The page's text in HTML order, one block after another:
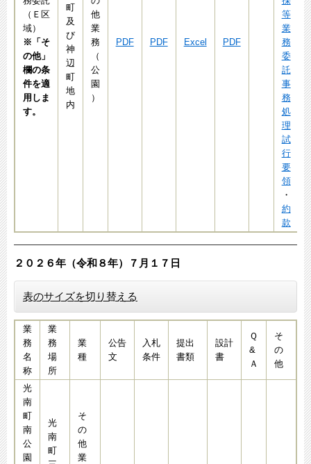
（Ｅ区
域）
※「そ
の他」
欄の条
件を適
用しま
す。
町
及
び
神
辺
町
地
内
他
業
務
（
公
園
）
PDF PDF Excel PDF
等
業
務
委
託
事
務
処
理
試
行
要
領
・
約
款
２０２６年（令和８年）７月１７ 日​​​​​​​
表のサイズを切り替える
業
務
名
称
業
務
場
所
業
種
公告
文
入札
条件
提出
書類
設計
書
Ｑ
&
Ａ
そ
の
他
光
南
町
南
公
園
光
南
町
そ
の
他
業